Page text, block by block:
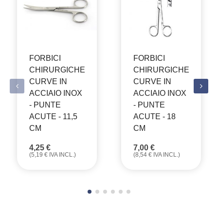
FORBICI
CHIRURGICHE
CURVE IN
ACCIAIO INOX
- PUNTE
ACUTE - 11,5
CM
4,25 €
(5,19 € IVA INCL.)
FORBICI
CHIRURGICHE
CURVE IN
ACCIAIO INOX
- PUNTE
ACUTE - 18
CM
7,00 €
(8,54 € IVA INCL.)